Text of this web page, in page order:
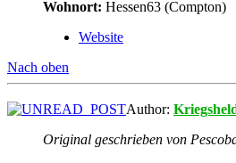
Wohnort: Hessen63 (Compton)
Website
Nach oben
Author:
Original geschrieben von